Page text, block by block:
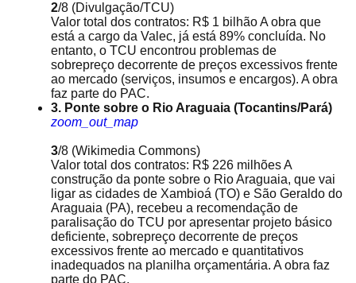
2/8 (Divulgação/TCU)
Valor total dos contratos: R$ 1 bilhão A obra que
está a cargo da Valec, já está 89% concluída. No
entanto, o TCU encontrou problemas de
sobrepreço decorrente de preços excessivos frente
ao mercado (serviços, insumos e encargos). A obra
faz parte do PAC.
3. Ponte sobre o Rio Araguaia (Tocantins/Pará)
zoom_out_map
3/8 (Wikimedia Commons)
Valor total dos contratos: R$ 226 milhões A
construção da ponte sobre o Rio Araguaia, que vai
ligar as cidades de Xambioá (TO) e São Geraldo do
Araguaia (PA), recebeu a recomendação de
paralisação do TCU por apresentar projeto básico
deficiente, sobrepreço decorrente de preços
excessivos frente ao mercado e quantitativos
inadequados na planilha orçamentária. A obra faz
parte do PAC.